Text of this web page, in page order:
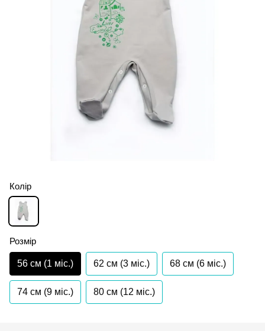
Колір
Розмір
56 см (1 мiс.) 62 см (3 мiс.) 68 см (6 мiс.)
74 см (9 мiс.) 80 см (12 мiс.)